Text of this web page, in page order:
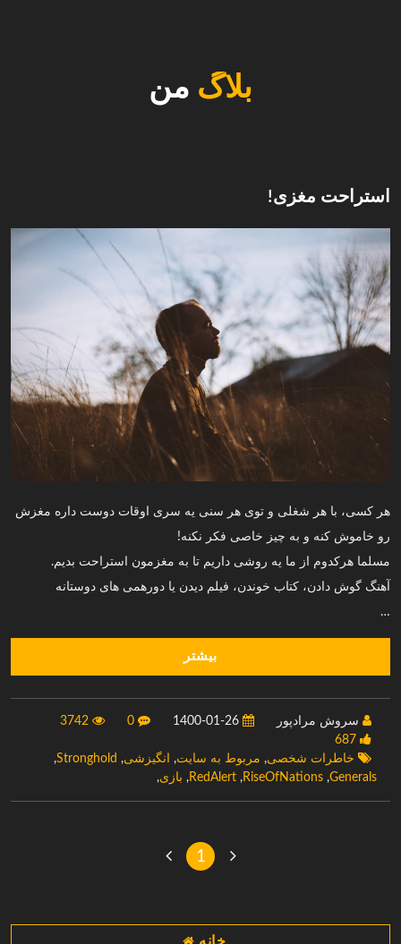
من بلاگ
استراحت مغزی!
هر کسی، با هر شغلی و توی هر سنی یه سری اوقات دوست داره مغزش
رو خاموش کنه و به چیز خاصی فکر نکنه!
مسلما هرکدوم از ما یه روشی داریم تا به مغزمون استراحت بدیم.
آهنگ گوش دادن، کتاب خوندن، فیلم دیدن یا دورهمی های دوستانه
…
بیشتر
سروش مرادپور 0
3742
687
خاطرات شخصی, مربوط به سایت, انگیزشی,
Stronghold
,
Generals
,
RiseOfNations
,
RedAlert
, بازی,
1